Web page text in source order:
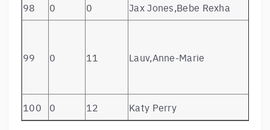
98
0 0 Jax Jones,Bebe Rexha
99 0 11 Lauv,Anne-Marie
100 0 12 Katy Perry